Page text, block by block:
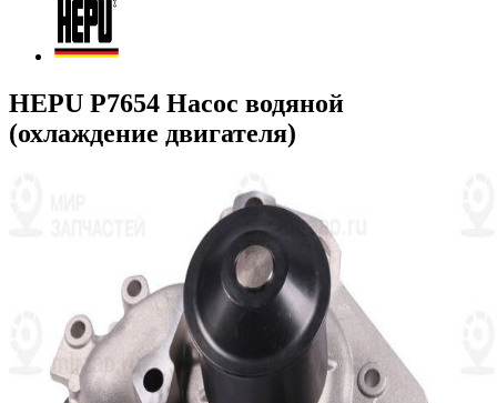
HEPU P7654 Насос водяной
(охлаждение двигателя)